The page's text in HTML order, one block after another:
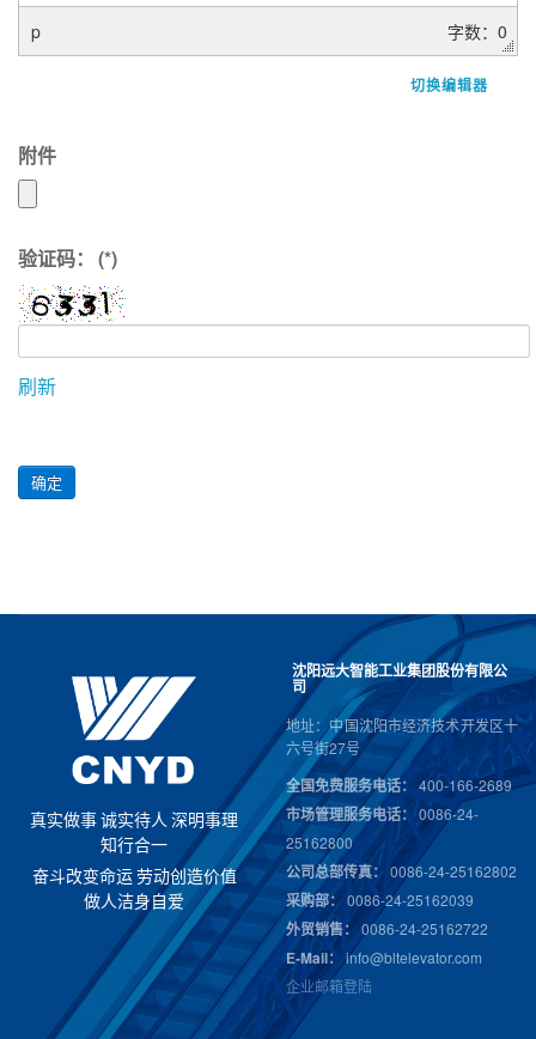
p 字数：0
切换编辑器
附件
验证码： (*)
刷新
确定
真实做事诚实待人 深明事理
知行合一
奋斗改变命运 劳动创 造价值
做人洁身自爱
沈阳远大智能工业集团股份有限公
司
地址：中国沈阳市经济技术开发区十
六号街27号
全国免费服务电话： 400-166-2689
市场管理服务电话：0086-24-
25162800
公司总部传真： 0086-24-25162802
采购部： 0086-24-25162039
外贸销售：0086-24-25162722
E-Mail： info@bltelevator.com
企业邮箱登陆